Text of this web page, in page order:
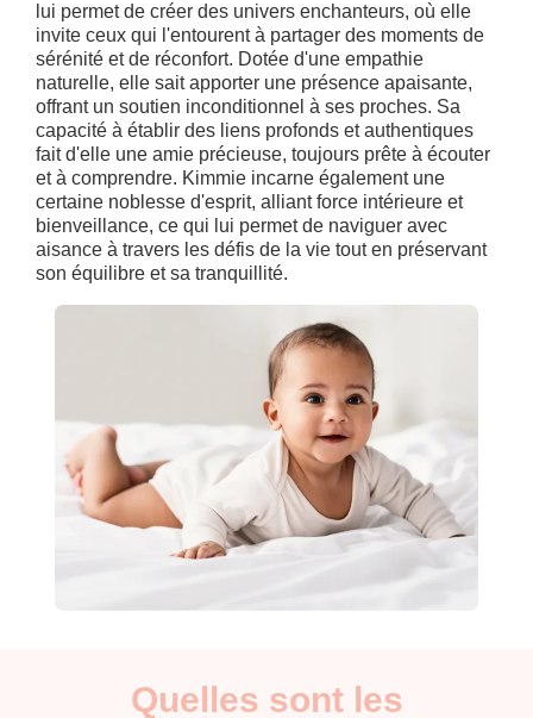
lui permet de créer des univers enchanteurs, où elle
invite ceux qui l'entourent à partager des moments de
sérénité et de réconfort. Dotée d'une empathie
naturelle, elle sait apporter une présence apaisante,
offrant un soutien inconditionnel à ses proches. Sa
capacité à établir des liens profonds et authentiques
fait d'elle une amie précieuse, toujours prête à écouter
et à comprendre. Kimmie incarne également une
certaine noblesse d'esprit, alliant force intérieure et
bienveillance, ce qui lui permet de naviguer avec
aisance à travers les défis de la vie tout en préservant
son équilibre et sa tranquillité.
Quelles sont les